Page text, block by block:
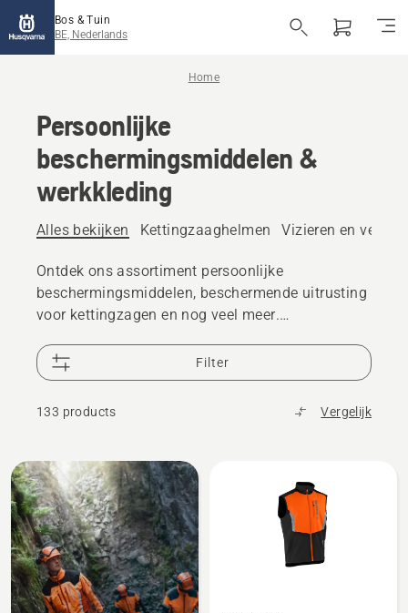
Bos & Tuin
BE, Nederlands
Home
Persoonlijke
beschermingsmiddelen &
werkkleding
Alles bekijken Kettingzaaghelmen Vizieren en
Ontdek ons assortiment persoonlijke
beschermingsmiddelen, beschermende uitrusting
voor kettingzagen en nog veel meer.
ervoor dat u voorbereid bent op elke uitdaging.
Filter
133 products Vergelijk
Alle
producten